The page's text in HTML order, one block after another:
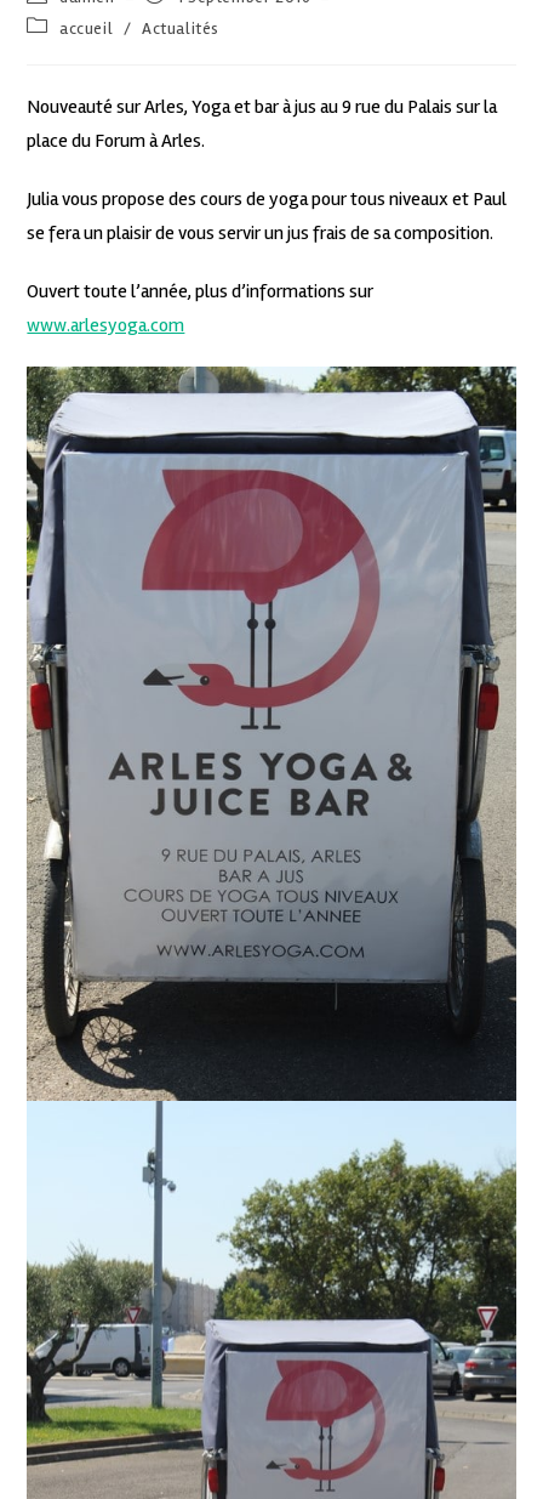
accueil / Actualités
Nouveauté sur Arles, Yoga et bar à jus au 9 rue du Palais sur la
place du Forum à Arles.
Julia vous propose des cours de yoga pour tous niveaux et Paul
se fera un plaisir de vous servir un jus frais de sa composition.
Ouvert toute l’année, plus d’informations sur
www.arlesyoga.com